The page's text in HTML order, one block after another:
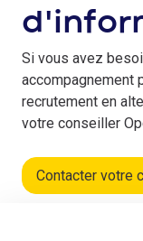
Si vous avez
accompagnement
recrutement en
votre conseiller
Contacter votre